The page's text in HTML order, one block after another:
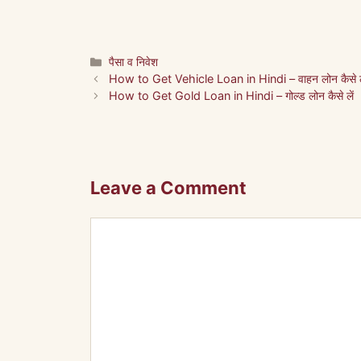
Categories
पैसा व निवेश
How to Get Vehicle Loan in Hindi – वाहन लोन कैसे
How to Get Gold Loan in Hindi – गोल्ड लोन कैसे लें
Leave a Comment